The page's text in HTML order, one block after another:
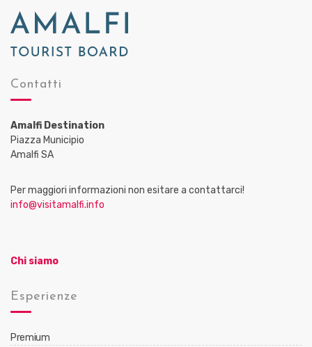
Contatti
Amalfi Destination
Piazza Municipio
Amalfi SA
Per maggiori informazioni non esitare a contattarci!
info@visitamalfi.info
Chi siamo
Esperienze
Premium